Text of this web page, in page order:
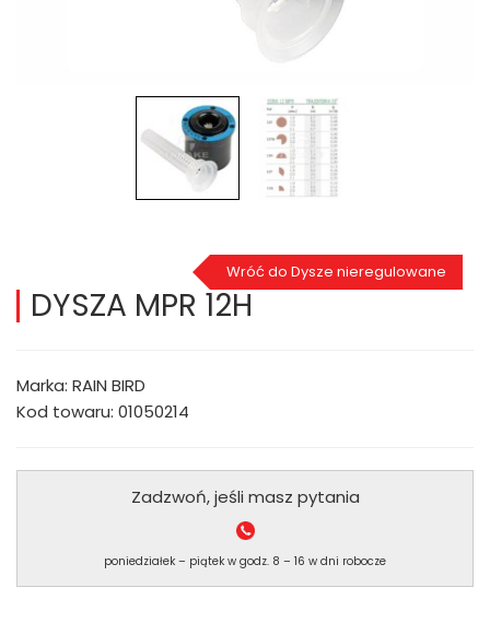
Wróć do Dysze nieregulowane
DYSZA MPR 12H
Marka: RAIN BIRD
Kod towaru: 01050214
Zadzwoń, jeśli masz pytania
poniedziałek – piątek w godz. 8 – 16 w dni robocze